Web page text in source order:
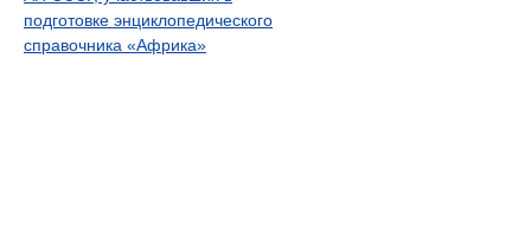
подготовке энциклопедического
справочника «Африка»